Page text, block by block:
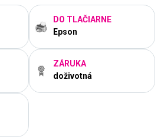
DO TLAČIARNE
Epson
ZÁRUKA
doživotná